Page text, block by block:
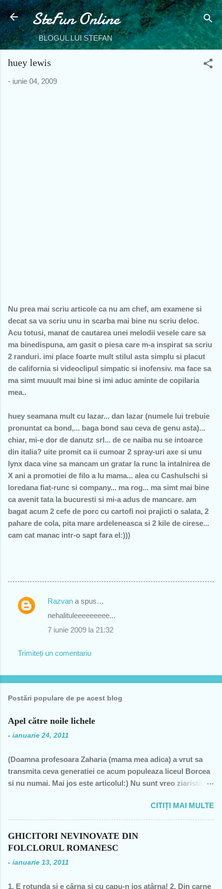
Treceți la conținutul principal
SteFun Online
BLOGUL LUI STEFAN
huey lewis
- iunie 04, 2009
Nu prea mai scriu articole ca nu am chef, am examene si
decat sa va scriu unu in scarba mai bine nu scriu deloc.
Acu totusi, manat de cautarea unei melodii vesele care sa
ma binedispuna, am gasit o piesa care m-a inspirat sa scriu
2 randuri. imi place foarte mult stilul asta simplu si placut
de california si videoclipul simpatic si inofensiv. ma face sa
ma simt muuult mai bine si imi aduc aminte de copilaria
mea..
huey seamana mult cu lazar... dan lazar (numele lui trebuie
pronuntat ca bond,... baga bond sau ceva de genu asta)...
chiar, mi-e dor de danutz srl... de ce naiba nu se intoarce
din italia? uite promit ca ii cumoar 2 spray-uri axe si unu
lynx daca vine sa mancam un gratar la runc la intalnirea de
X ani a promotiei de filo a lu mama... alea cu Cashulschi si
loredana fiat-runc si company... ma rog... ma simt mai bine
ca avenit tata la bucuresti si mi-a adus de mancare. am
bagat acum 2 cefe de porc cu cartofi noi prajicti o salata, 2
pahare de cola, pita mare ardeleneasca si 2 kile de cirese...
cam cat manac intr-o sapt fara el:)))
C
t
Razvan a spus…
nehalituleeeeeeeee...
7 iunie 2009 la 21:32
Trimiteți un comentariu
Postări populare de pe acest blog
Apel către noile lichele
- ianuarie 24, 2011
(Doamna profesoara Zaharia (mama mea adica) a vrut sa
transmita ceva generatiei ce acum populeaza liceul Borcea
si nu numai. Mai jos este articolul:) Nu sunt vreo ziaristă
partid- n-am fost decât membră a PCR, câteva luni în 1989,
şi mi-a ajuns şi pentru perioada de după 1989-, nu sunt
scoate şi tâmpiţi în urma prestaţiei sale- asa cum rezultă
CITIȚI MAI MULTE
GHICITORI NEVINOVATE DIN
FOLCLORUL ROMANESC
- ianuarie 13, 2011
1. E rotunda si e cârna si cu capu-n jos atârna! 2. Din carne